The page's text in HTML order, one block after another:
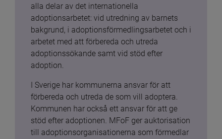
alla delar av det internationella
adoptionsarbetet: vid utredning av barnets
bakgrund, i adoptionsförmedlingsarbetet och i
arbetet med att förbereda och utreda
adoptionssökande samt vid stöd efter
adoption.
I Sverige har kommunerna ansvar för att
förbereda och utreda de som vill adoptera.
Kommunen har också ett ansvar för att ge
stöd efter adoptionen. MFoF ger auktorisation
till adoptionsorganisationerna som förmedlar